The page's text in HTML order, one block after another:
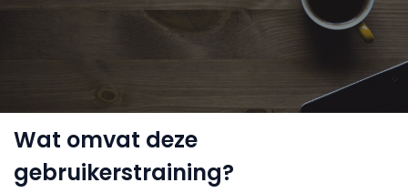
Wat omvat deze
gebruikerstraining?